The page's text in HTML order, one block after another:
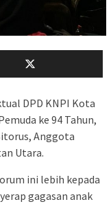
DPD KNPI Kota
ke 94 Tahun,
Anggota
Utara.
ini lebih kepada
gagasan anak